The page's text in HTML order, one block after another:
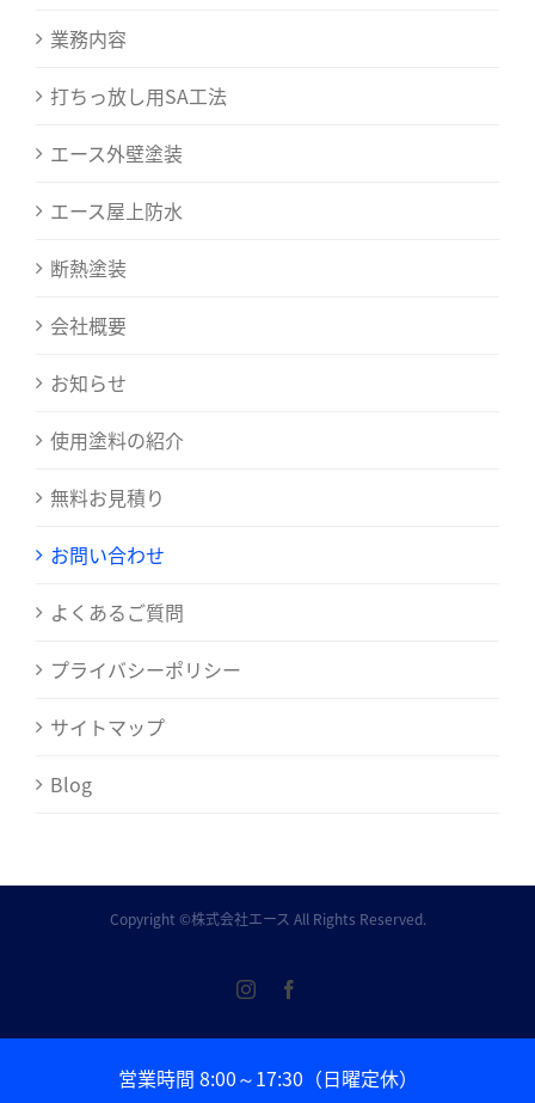
営業時間 8:00～17:30（日曜定休）
業務内容
打ちっ放し用SA工法
エース外壁塗装
エース屋上防水
断熱塗装
会社概要
お知らせ
使用塗料の紹介
無料お見積り
お問い合わせ
よくあるご質問
プライバシーポリシー
サイトマップ
Blog
Copyright ©株式会社エース All Rights Reserved.
Instagram